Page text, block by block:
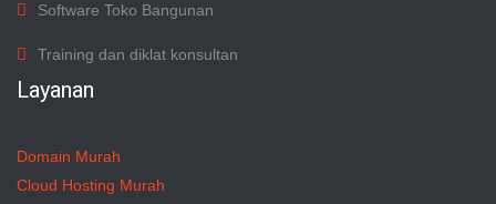
Software Toko Bangunan
Training dan diklat konsultan
Layanan
Domain Murah
Cloud Hosting Murah